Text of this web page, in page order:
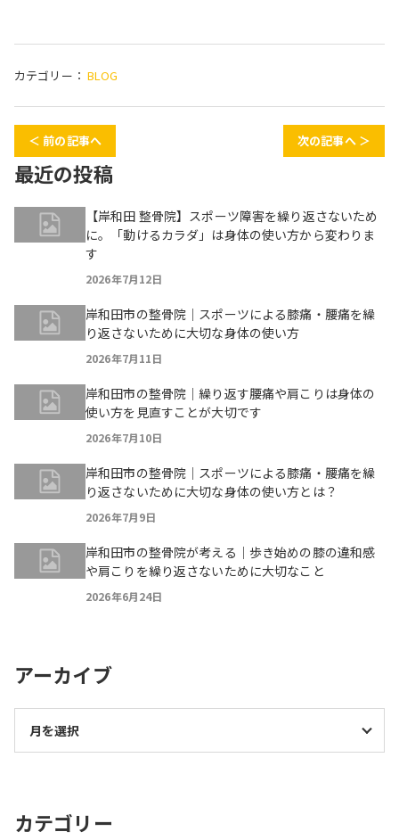
カテゴリー： BLOG
＜ 前の記事へ 次の記事へ ＞
最近の投稿
【岸和田 整骨院】スポーツ障害を繰り返さないため
に。「動けるカラダ」は身体の使い方から変わりま
す
2026年7月12日
岸和田市の整骨院｜スポーツによる膝痛・腰痛を繰
り返さないために大切な身体の使い方
2026年7月11日
岸和田市の整骨院｜繰り返す腰痛や肩こりは身体の
使い方を見直すことが大切です
2026年7月10日
岸和田市の整骨院｜スポーツによる膝痛・腰痛を繰
り返さないために大切な身体の使い方とは？
2026年7月9日
岸和田市の整骨院が考える｜歩き始めの膝の違和感
や肩こりを繰り返さないために大切なこと
2026年6月24日
アーカイブ
カテゴリー